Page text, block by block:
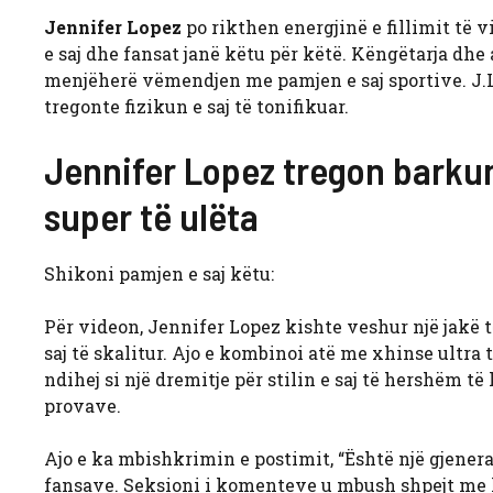
Jennifer Lopez po rikthen energjinë e fillimit të
e saj dhe fansat janë këtu për këtë. Këngëtarja
menjëherë vëmendjen me pamjen e saj sportive.
tregonte fizikun e saj të tonifikuar.
Jennifer Lopez tregon
super të ulëta
Shikoni pamjen e saj këtu:
Për videon, Jennifer Lopez kishte veshur një jakë
saj të skalitur. Ajo e kombinoi atë me xhinse ultra
ndihej si një dremitje për stilin e saj të hershëm
provave.
Ajo e ka mbishkrimin e postimit, “Është një
fansave. Seksioni i komenteve u mbush shpejt